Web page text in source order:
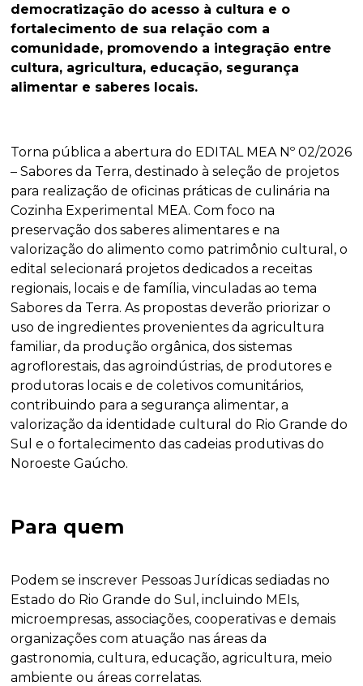
democratização do acesso à cultura e o
fortalecimento de sua relação com a
comunidade, promovendo a integração entre
cultura, agricultura, educação, segurança
alimentar e saberes locais.
Torna pública a abertura do EDITAL MEA Nº 02/2026
– Sabores da Terra, destinado à seleção de projetos
para realização de oficinas práticas de culinária na
Cozinha Experimental MEA. Com foco na
preservação dos saberes alimentares e na
valorização do alimento como patrimônio cultural, o
edital selecionará projetos dedicados a receitas
regionais, locais e de família, vinculadas ao tema
Sabores da Terra. As propostas deverão priorizar o
uso de ingredientes provenientes da agricultura
familiar, da produção orgânica, dos sistemas
agroflorestais, das agroindústrias, de produtores e
produtoras locais e de coletivos comunitários,
contribuindo para a segurança alimentar, a
valorização da identidade cultural do Rio Grande do
Sul e o fortalecimento das cadeias produtivas do
Noroeste Gaúcho.
Para quem
Podem se inscrever Pessoas Jurídicas sediadas no
Estado do Rio Grande do Sul, incluindo MEIs,
microempresas, associações, cooperativas e demais
organizações com atuação nas áreas da
gastronomia, cultura, educação, agricultura, meio
ambiente ou áreas correlatas.